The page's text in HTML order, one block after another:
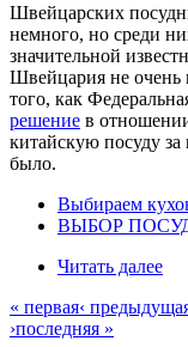
Швейцарских
немного, но среди
значительной
Швейцария не очень
того, как
решение в
китайскую посуду
было.
Выбираем
ВЫБОР
Читать далее
« первая‹
›последняя »